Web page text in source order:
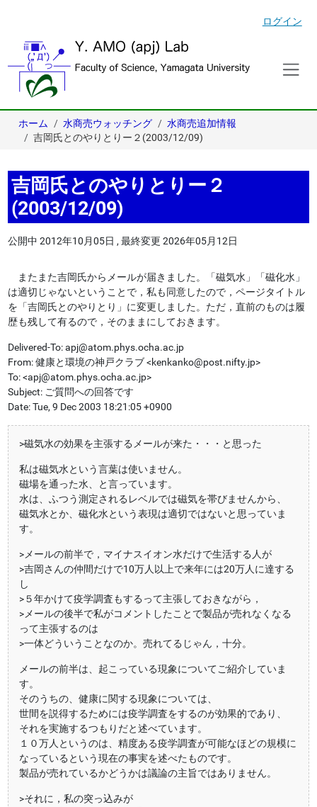
ログイン
ホーム 水商売ウォッチング
水商売追加情報
吉岡氏とのやりとりー２(2003/12/09)
吉岡氏とのやりとりー２
(2003/12/09)
公開中 2012年10月05日 ,最終変更 2026年05月12日
またまた吉岡氏からメールが届きました。「磁気水」「磁化水」
は適切じゃないということで，私も同意したので，ページタイトル
を「吉岡氏とのやりとり」に変更しました。ただ，直前のものは履
歴も残して有るので，そのままにしておきます。
Delivered-To: apj@atom.phys.ocha.ac.jp
From: 健康と環境の神戸クラブ <kenkanko@post.nifty.jp>
To: <apj@atom.phys.ocha.ac.jp>
Subject: ご質問への回答です
Date: Tue, 9 Dec 2003 18:21:05 +0900
>磁気水の効果を主張するメールが来た・・・と思った
私は磁気水という言葉は使いません。
磁場を通った水、と言っています。
水は、ふつう測定されるレベルでは磁気を帯びませんから、
磁気水とか、磁化水という表現は適切ではないと思っていま
す。
>メールの前半で，マイナスイオン水だけで生活する人が
>吉岡さんの仲間だけで10万人以上で来年には20万人に達する
し
>５年かけて疫学調査もするって主張しておきながら，
>メールの後半で私がコメントしたことで製品が売れなくなる
って主張するのは
>一体どういうことなのか。売れてるじゃん，十分。
メールの前半は、起こっている現象についてご紹介していま
す。
そのうちの、健康に関する現象については、
世間を説得するためには疫学調査をするのが効果的であり、
それを実施するつもりだと述べています。
１０万人というのは、精度ある疫学調査が可能なほどの規模に
なっているという現在の事実を述べたものです。
製品が売れているかどうかは議論の主旨ではありません。
>それに，私の突っ込みが